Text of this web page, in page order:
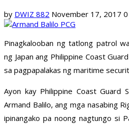
by DWIZ 882 November 17, 2017
Pinagkalooban ng tatlong patrol
ng Japan ang Philippine Coast
sa pagpapalakas ng maritime
Ayon kay Philippine Coast Guard
Armand Balilo, ang mga nasabing
ipinangako pa noong nagtungo si